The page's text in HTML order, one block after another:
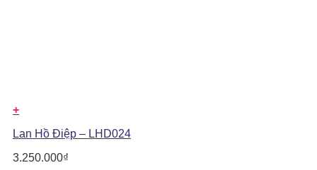
+
Lan Hồ Điệp – LHD024
3.250.000₫